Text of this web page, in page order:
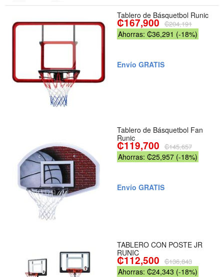
Tablero de Básquetbol Runic
₡167,900 ₡204,191
Ahorras: ₡36,291 (-18%)
Envío GRATIS
Tablero de Básquetbol Fan
Runic
₡119,700 ₡145,657
Ahorras: ₡25,957 (-18%)
Envío GRATIS
TABLERO CON POSTE JR
RUNIC
₡112,500 ₡136,843
Ahorras: ₡24,343 (-18%)